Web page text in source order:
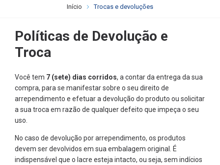
Início Trocas e devoluções
Políticas de Devolução e
Troca
Você tem 7 (sete) dias corridos, a contar da entrega da sua
compra, para se manifestar sobre o seu direito de
arrependimento e efetuar a devolução do produto ou solicitar
a sua troca em razão de qualquer defeito que impeça o seu
uso.
No caso de devolução por arrependimento, os produtos
devem ser devolvidos em sua embalagem original. É
indispensável que o lacre esteja intacto, ou seja, sem indícios